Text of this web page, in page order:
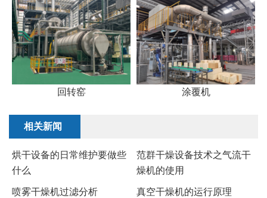
回转窑 涂覆机
相关新闻
烘干设备的日常维护要做些
什么
范群干燥设备技术之气流干
燥机的使用
喷雾干燥机过滤分析 真空干燥机的运行原理